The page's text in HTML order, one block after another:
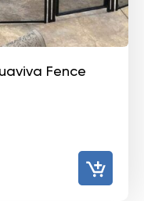
Fence